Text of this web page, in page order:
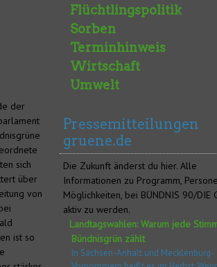
der
sich
über
von
ist so
Flüchtlingspolitik
Sorben
Terminhinweis
Wirtschaft
Umwelt
Pressemitteilungen
gruene.de
Die Zukunft änderst du hier. Alle
Informationen zu Programm,
Möglichkeiten, bei BÜNDNIS 90/DIE
aktiv zu werden.
Landtagswahlen: Warum jede
Bündnisgrün zählt
In Sachsen-Anhalt und Mecklenburg-